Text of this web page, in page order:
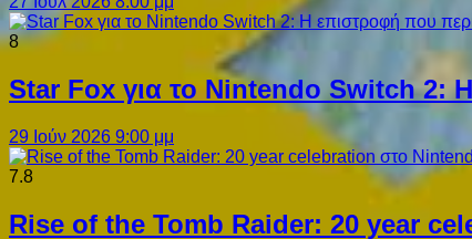
8
Star Fox για το Nintendo Switch 2:
29 Ιούν 2026 9:00 μμ
7.8
Rise of the Tomb Raider: 20 year